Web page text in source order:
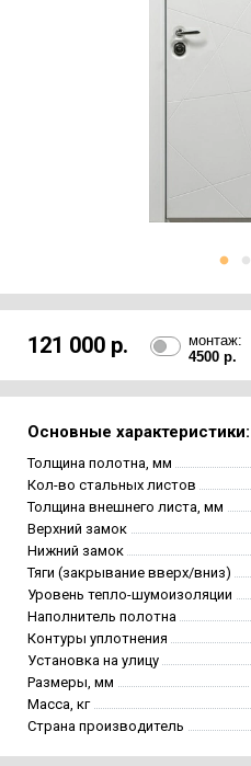
121 000 р.
монтаж:
4500 р.
Основные характеристики:
Толщина полотна, мм
Кол-во стальных листов
Толщина внешнего листа, мм
Верхний замок
Нижний замок
Тяги (закрывание вверх/вниз)
Уровень тепло-шумоизоляции
Наполнитель полотна
Контуры уплотнения
Установка на улицу
Размеры, мм
Масса, кг
Страна производитель